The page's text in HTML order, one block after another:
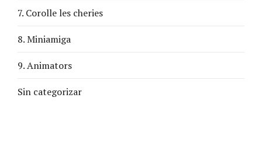
7. Corolle les cheries
8. Miniamiga
9. Animators
Sin categorizar